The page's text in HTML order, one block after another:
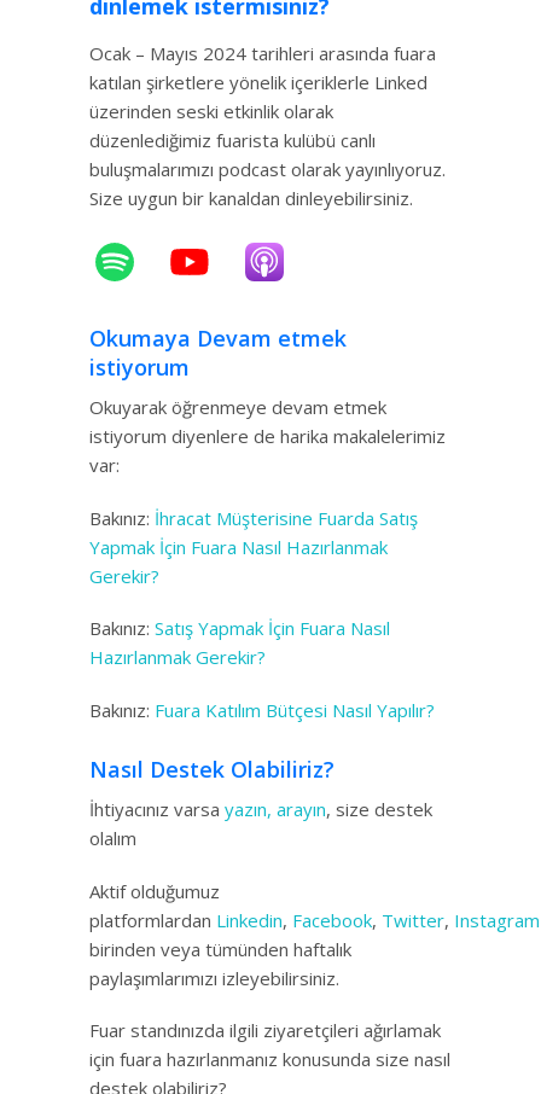
Ocak – Mayıs 2024 tarihleri arasında fuara
katılan şirketlere yönelik içeriklerle Linked
üzerinden seski etkinlik olarak
düzenlediğimiz fuarista kulübü canlı
buluşmalarımızı podcast olarak yayınlıyoruz.
Size uygun bir kanaldan dinleyebilirsiniz.
Okumaya Devam etmek
istiyorum
Okuyarak öğrenmeye devam etmek
istiyorum diyenlere de harika makalelerimiz
var:
Bakınız: İhracat Müşterisine Fuarda Satış
Yapmak İçin Fuara Nasıl Hazırlanmak
Gerekir?
Bakınız: Satış Yapmak İçin Fuara Nasıl
Hazırlanmak Gerekir?
Bakınız: Fuara Katılım Bütçesi Nasıl Yapılır?
Nasıl Destek Olabiliriz?
İhtiyacınız varsa yazın, arayın, size destek
olalım
Aktif olduğumuz
platformlardan Linkedin, Facebook, Twitter, Instagram
birinden veya tümünden haftalık
paylaşımlarımızı izleyebilirsiniz.
Fuar standınızda ilgili ziyaretçileri ağırlamak
için fuara hazırlanmanız konusunda size nasıl
destek olabiliriz?